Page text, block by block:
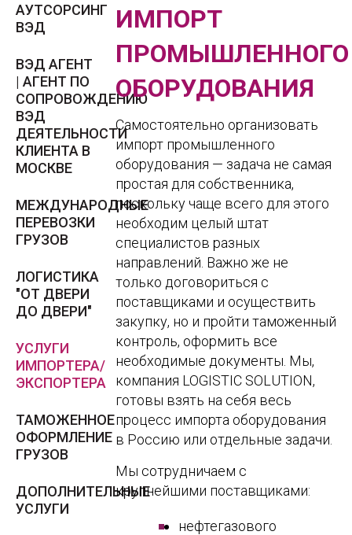
АУТСОРСИНГ
ВЭД
ВЭД АГЕНТ
| АГЕНТ ПО
СОПРОВОЖДЕНИЮ
ВЭД
ДЕЯТЕЛЬНОСТИ
КЛИЕНТА В
МОСКВЕ
МЕЖДУНАРОДНЫЕ
ПЕРЕВОЗКИ
ГРУЗОВ
ЛОГИСТИКА
"ОТ ДВЕРИ
ДО ДВЕРИ"
УСЛУГИ
ИМПОРТЕРА/
ЭКСПОРТЕРА
ТАМОЖЕННОЕ
ОФОРМЛЕНИЕ
ГРУЗОВ
ДОПОЛНИТЕЛЬНЫЕ
УСЛУГИ
ИМПОРТ
ПРОМЫШЛЕННОГО
ОБОРУДОВАНИЯ
Самостоятельно организовать
импорт промышленного
оборудования — задача не самая
простая для собственника,
поскольку чаще всего для этого
необходим целый штат
специалистов разных
направлений. Важно же не
только договориться с
поставщиками и осуществить
закупку, но и пройти таможенный
контроль, оформить все
необходимые документы. Мы,
компания LOGISTIC SOLUTION,
готовы взять на себя весь
процесс импорта оборудования
в Россию или отдельные задачи.
Мы сотрудничаем с
крупнейшими поставщиками:
нефтегазового